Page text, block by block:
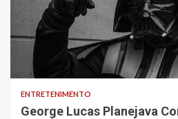
3 min read
ENTRETENIMENTO
George Lucas Planejava